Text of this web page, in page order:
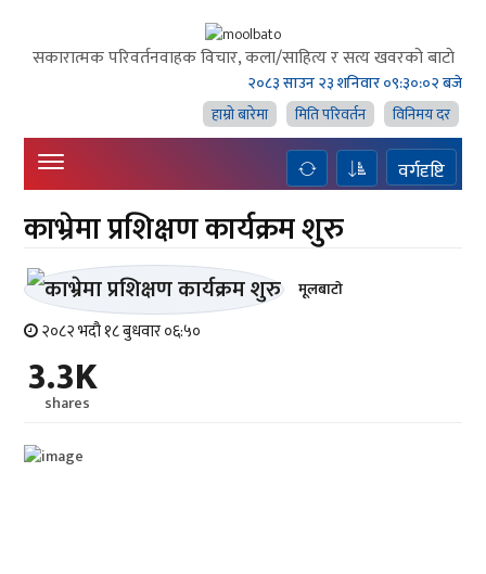
सकारात्मक परिवर्तनवाहक विचार, कला/साहित्य र सत्य खवरको बाटाे
२०८३ साउन २३ शनिवार०९:३०:०२ बजे
हाम्राे बारेमा
मिति परिवर्तन विनिमय दर
वर्गदृष्टि
काभ्रेमा प्रशिक्षण कार्यक्रम शुरु
मूलबाटाे
२०८२ भदौ १८ बुधवार ०६:५०
3.3K
shares